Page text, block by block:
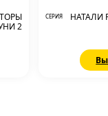
2
СЕРИЯ
НАТАЛИ